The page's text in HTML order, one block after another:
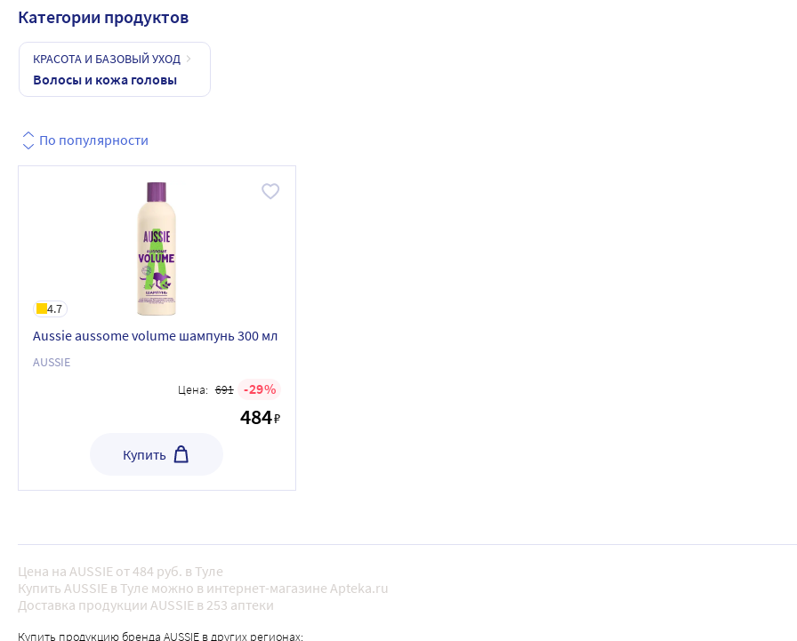
Категории продуктов
КРАСОТА И БАЗОВЫЙ УХОД
Волосы и кожа головы
По популярности
4.7
Aussie aussome volume шампунь 300 мл
AUSSIE
Цена: 691 29
484₽
Купить
Цена на AUSSIE от 484 руб. в Туле
Купить AUSSIE в Туле можно в интернет-магазине Apteka.ru
Доставка продукции AUSSIE в 253 аптеки
Купить продукцию бренда AUSSIE в других регионах: